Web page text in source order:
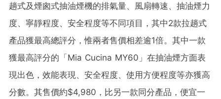
趟式及煙囪式抽油煙機的排氣量、風扇轉速、抽油煙力
度、寧靜程度、安全程度等不同項目 ，其中2款拉趟式
產品獲最高總評分，惟兩者售價相差逾1倍。其中一款
獲最高評分的「Mia Cucina MY60」 在抽油煙方面表
現出色 ， 效能表現 、 安全程度、 使用方便程度等亦獲高
分數。 其售價約$4,980，比另一款同分產品， 便宜一